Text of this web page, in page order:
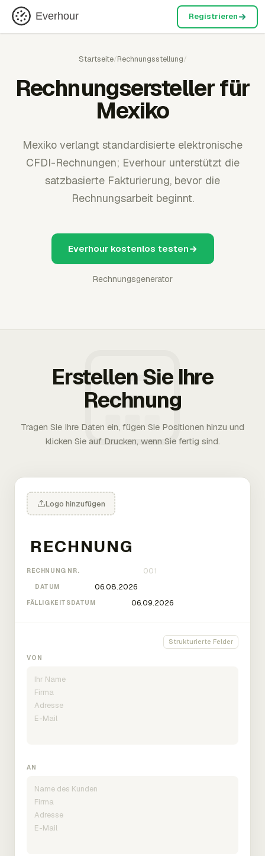
Everhour Registrieren
Startseite/Rechnungsstellung/
Rechnungsersteller für
Mexiko
Mexiko verlangt standardisierte elektronische
CFDI-Rechnungen; Everhour unterstützt die
satzbasierte Fakturierung, bevor die
Rechnungsarbeit beginnt.
Everhour kostenlos testen
Rechnungsgenerator
Erstellen Sie Ihre
Rechnung
Tragen Sie Ihre Daten ein, fügen Sie Positionen hinzu und
klicken Sie auf Drucken, wenn Sie fertig sind.
Logo hinzufügen
RECHNUNG NR.
DATUM
FÄLLIGKEITSDATUM
Strukturierte Felder
VON
AN